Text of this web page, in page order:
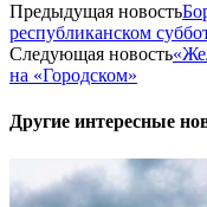
Предыдущая новость
республиканском
Следующая новость
на «Городском»
Другие интересные